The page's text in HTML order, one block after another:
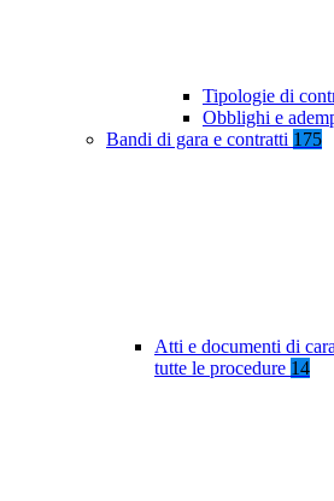
Tipologie di
Obblighi e
Bandi di gara e contratti 175
Atti e documenti di
tutte le procedure 14